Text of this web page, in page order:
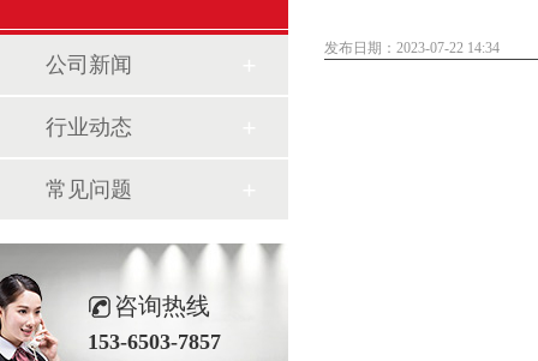
发布日期：2023-07-22 14:34
公司新闻
行业动态
常见问题
咨询热线
153-6503-7857